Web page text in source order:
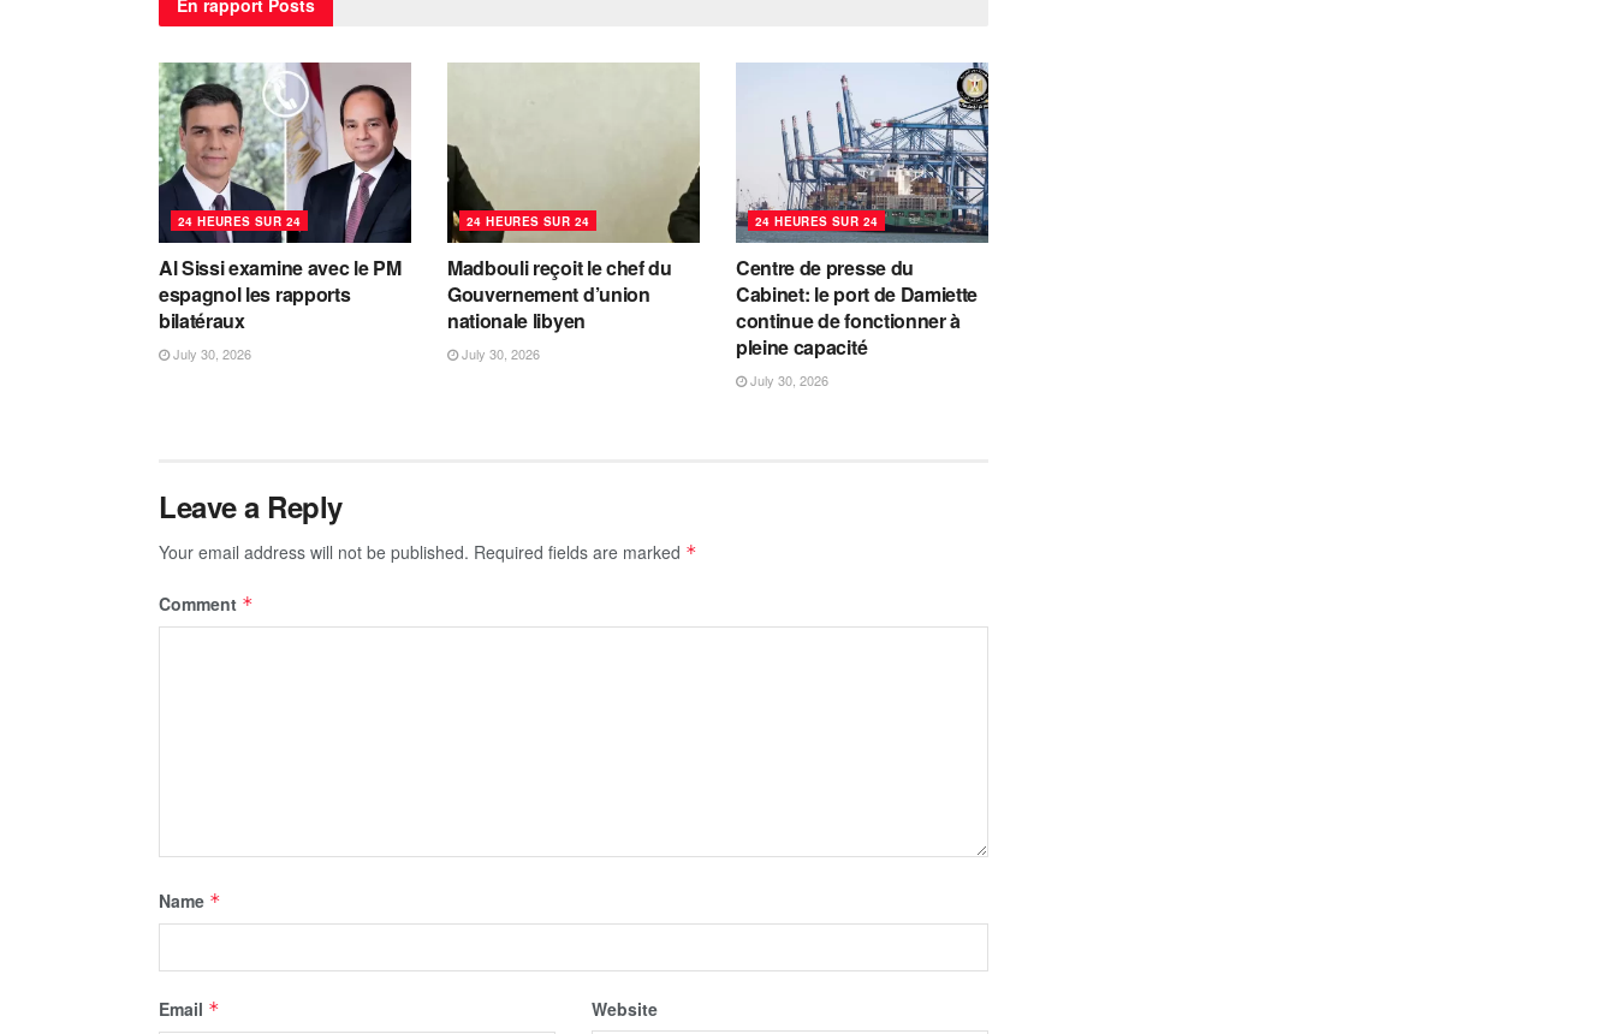
24 HEURES SUR 24
Al Sissi examine avec le PM
espagnol les rapports
bilatéraux
July 30, 2026
24 HEURES SUR 24
Madbouli reçoit le chef du
Gouvernement d’union
nationale libyen
July 30, 2026
24 HEURES SUR 24
Centre de presse du
Cabinet: le port de Damiette
continue de fonctionner à
pleine capacité
July 30, 2026
Leave a Reply
Your email address will not be published. Required fields are marked *
Comment *
Name *
Email * Website